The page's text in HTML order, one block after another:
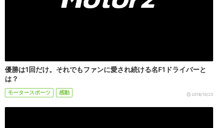
優勝は1回だけ。それでもファンに愛され続ける名F1ドライバーと
は？
モータースポーツ 感動 2018/10/23